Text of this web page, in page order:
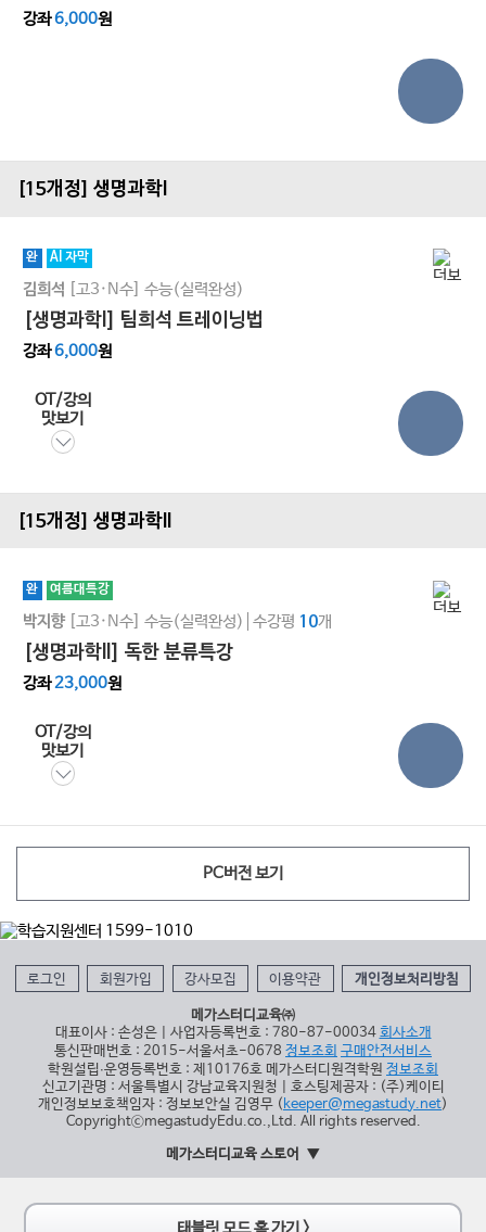
강좌6,000원
[15개정] 생명과학l
완 AI 자막
김희석 [고3·N수] 수능(실력완성)
[생명과학I] 팀희석 트레이닝법
강좌6,000원
OT/강의
맛보기
[15개정] 생명과학ll
완 여름대특강
박지향 [고3·N수] 수능(실력완성) 수강평 10개
[생명과학ll] 독한 분류특강
강좌23,000원
OT/강의
맛보기
PC버전 보기
로그인 회원가입 강사모집 이용약관 개인정보처리방침
메가스터디교육㈜
대표이사 : 손성은 | 사업자등록번호 : 780-87-00034 회사소개
통신판매번호 : 2015-서울서초-0678 정보조회 구매안전서비스
학원설립∙운영등록번호 : 제10176호 메가스터디원격학원 정보조회
신고기관명 : 서울특별시 강남교육지원청 | 호스팅제공자 : (주)케이티
개인정보보호책임자 : 정보보안실 김영무 (keeper@megastudy.net)
CopyrightⓒmegastudyEdu.co.,Ltd. All rights reserved.
메가스터디교육 스토어